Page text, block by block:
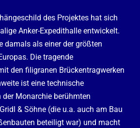
des Projektes hat sich
Anker-Expedithalle entwickelt.
damals als einer der größten
Die tragende
den filigranen Brückentragwerken
ist eine technische
Monarchie berühmten
& Söhne (die u.a. auch am Bau
beteiligt war) und macht